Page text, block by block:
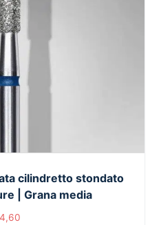
cilindretto stondato
| Grana media
4,60